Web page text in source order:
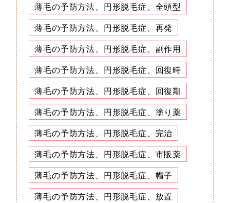
薄毛の予防方法、円形脱毛症、全頭型
薄毛の予防方法、円形脱毛症、再発
薄毛の予防方法、円形脱毛症、副作用
薄毛の予防方法、円形脱毛症、回復時
薄毛の予防方法、円形脱毛症、回復期
薄毛の予防方法、円形脱毛症、塗り薬
薄毛の予防方法、円形脱毛症、完治
薄毛の予防方法、円形脱毛症、市販薬
薄毛の予防方法、円形脱毛症、帽子
薄毛の予防方法、円形脱毛症、放置